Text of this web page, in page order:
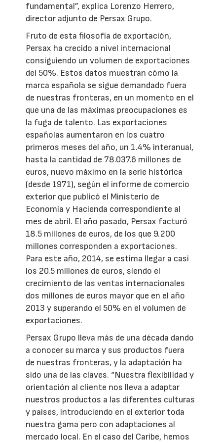
fundamental”, explica Lorenzo Herrero,
director adjunto de Persax Grupo.
Fruto de esta filosofía de exportación,
Persax ha crecido a nivel internacional
consiguiendo un volumen de exportaciones
del 50%. Estos datos muestran cómo la
marca española se sigue demandado fuera
de nuestras fronteras, en un momento en el
que una de las máximas preocupaciones es
la fuga de talento. Las exportaciones
españolas aumentaron en los cuatro
primeros meses del año, un 1.4% interanual,
hasta la cantidad de 78.037.6 millones de
euros, nuevo máximo en la serie histórica
(desde 1971), según el informe de comercio
exterior que publicó el Ministerio de
Economía y Hacienda correspondiente al
mes de abril. El año pasado, Persax facturó
18.5 millones de euros, de los que 9.200
millones corresponden a exportaciones.
Para este año, 2014, se estima llegar a casi
los 20.5 millones de euros, siendo el
crecimiento de las ventas internacionales
dos millones de euros mayor que en el año
2013 y superando el 50% en el volumen de
exportaciones.
Persax Grupo lleva más de una década dando
a conocer su marca y sus productos fuera
de nuestras fronteras, y la adaptación ha
sido una de las claves. “Nuestra flexibilidad y
orientación al cliente nos lleva a adaptar
nuestros productos a las diferentes culturas
y países, introduciendo en el exterior toda
nuestra gama pero con adaptaciones al
mercado local. En el caso del Caribe, hemos